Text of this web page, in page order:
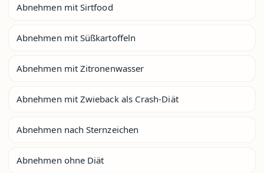
Abnehmen mit Sirtfood
Abnehmen mit Süßkartoffeln
Abnehmen mit Zitronenwasser
Abnehmen mit Zwieback als Crash-Diät
Abnehmen nach Sternzeichen
Abnehmen ohne Diät